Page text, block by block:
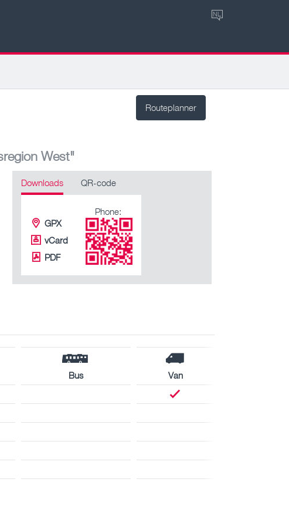
NL
Routeplanner
West"
Downloads QR-code
GPX
vCard
PDF
Phone:
Bus
Van